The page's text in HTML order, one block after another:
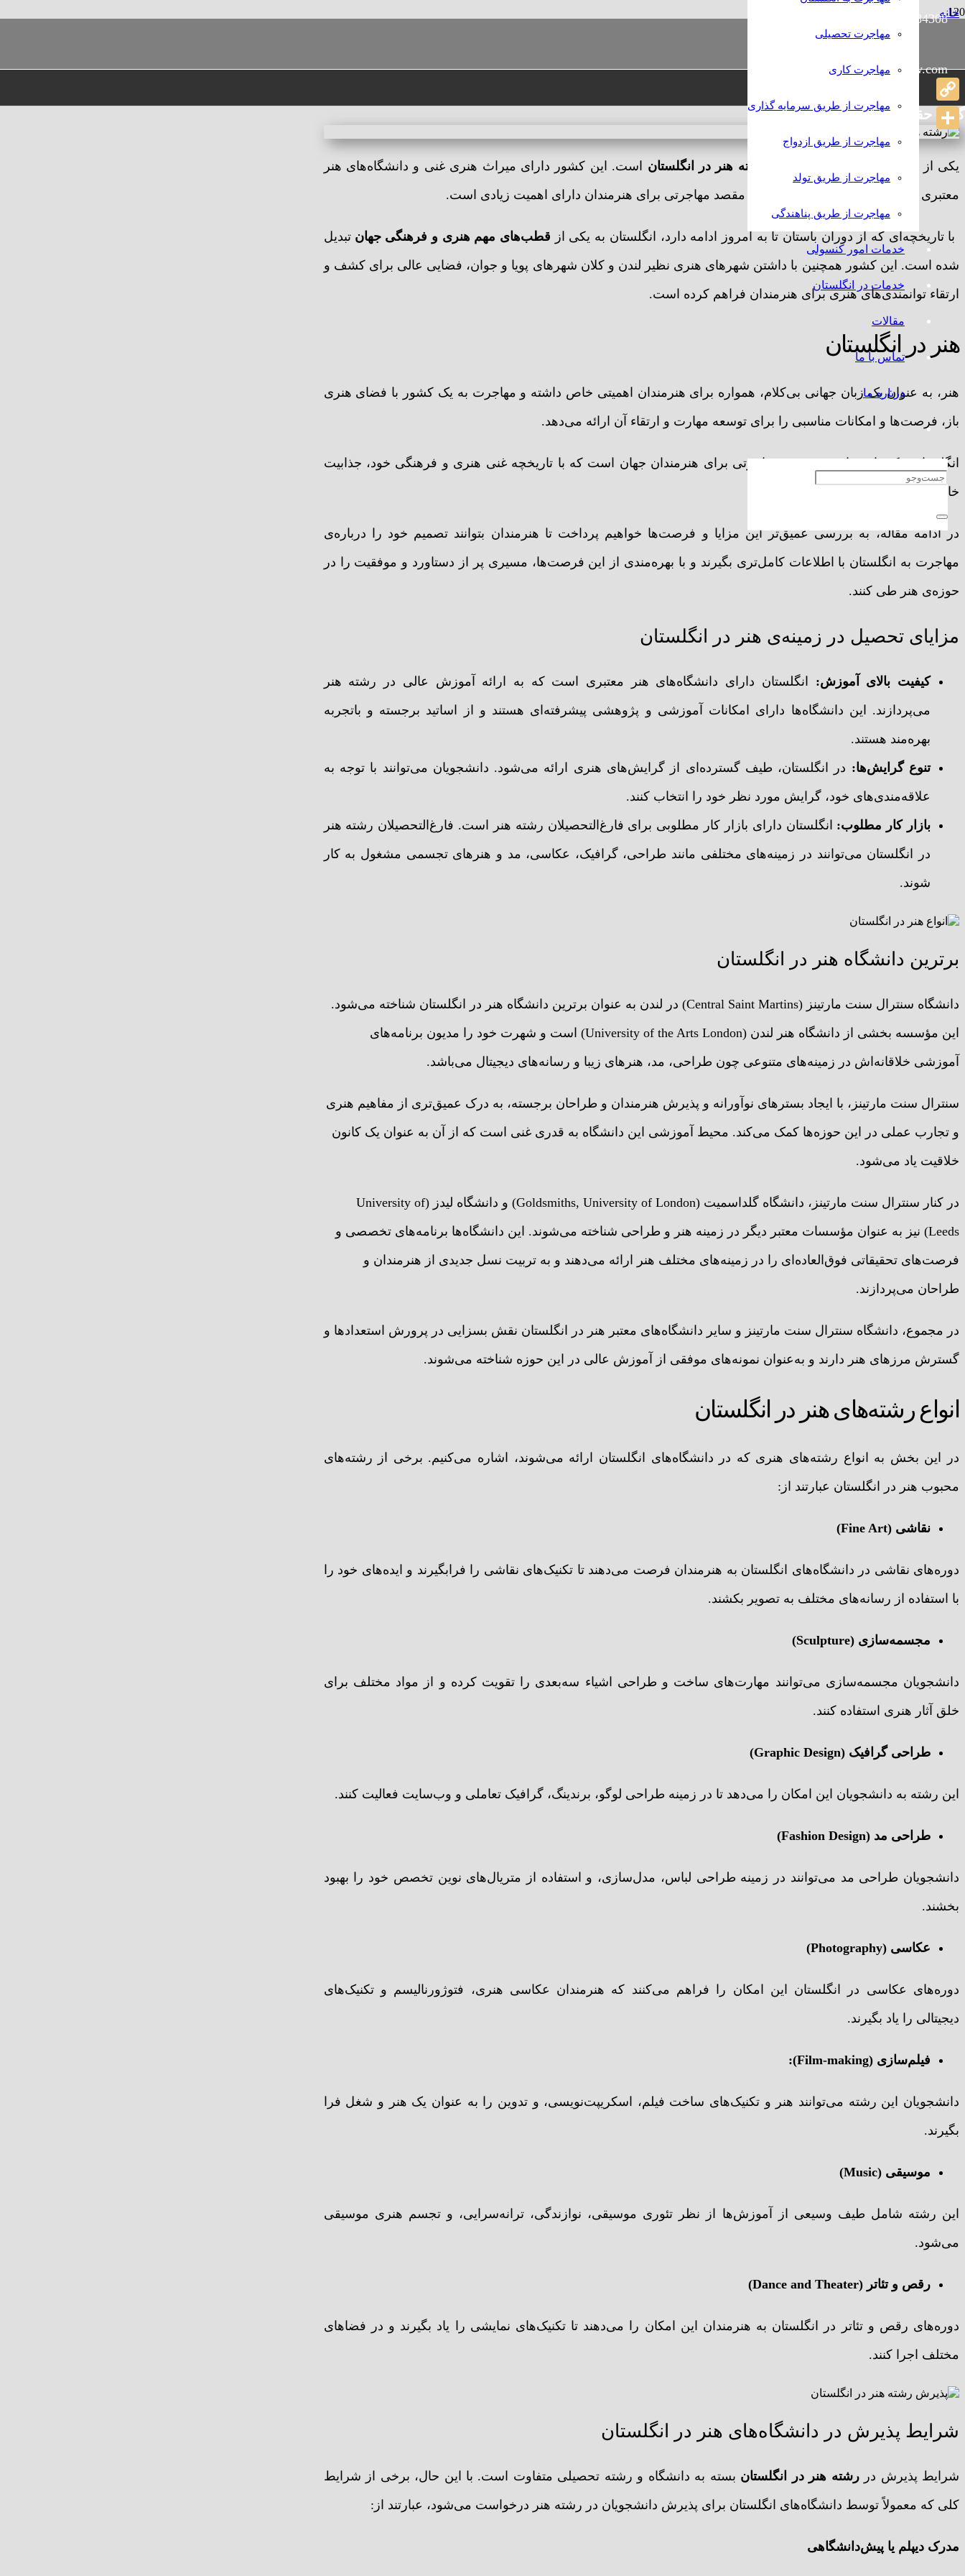
989386384308+
info@rameshlaw.com
مهاجرت تحصیلی
مهاجرت کاری
مهاجرت از طریق سرمایه گذاری
مهاجرت از طریق ازدواج
مهاجرت از طریق تولد
مهاجرت از طریق پناهندگی
خدمات امور کنسولی
خدمات در انگلستان
مقالات
تماس با ما
درباره ما
گروه حقوقی و مهاجرتی رامش
خانه
مهاجرتی
تحصیل رشته هنر در انگلستان
تحصیل رشته هنر در انگلستان
یکی از مقاصد محبوب برای تحصیل رشته هنر در انگلستان است. این کشور دارای میراث هنری غنی و دانشگاه‌های هنر
معتبری است. انتخاب انگلستان به عنوان مقصد مهاجرتی برای هنرمندان دارای اهمیت زیادی است.
با تاریخچه‌ای که از دوران باستان تا به امروز ادامه دارد، انگلستان به یکی از قطب‌های مهم هنری و فرهنگی جهان تبدیل
شده است. این کشور همچنین با داشتن شهرهای هنری نظیر لندن و کلان شهر‌های پویا و جوان، فضایی عالی برای کشف و
ارتقاء توانمندی‌های هنری برای هنرمندان فراهم کرده است.
هنر در انگلستان
هنر، به عنوان یک زبان جهانی بی‌کلام، همواره برای هنرمندان اهمیتی خاص داشته و مهاجرت به یک کشور با فضای هنری
باز، فرصت‌ها و امکانات مناسبی را برای توسعه مهارت و ارتقاء آن ارائه می‌دهد.
انگلستان، یکی از مقاصد برجسته مهاجرتی برای هنرمندان جهان است که با تاریخچه غنی هنری و فرهنگی خود، جذابیت
خاصی دارد.
در ادامه مقاله، به بررسی عمیق‌تر این مزایا و فرصت‌ها خواهیم پرداخت تا هنرمندان بتوانند تصمیم خود را درباره‌ی
مهاجرت به انگلستان با اطلاعات کامل‌تری بگیرند و با بهره‌مندی از این فرصت‌ها، مسیری پر از دستاورد و موفقیت را در
حوزه‌ی هنر طی کنند.
مزایای تحصیل در زمینه‌ی هنر در انگلستان
کیفیت بالای آموزش: انگلستان دارای دانشگاه‌های هنر معتبری است که به ارائه آموزش عالی در رشته هنر
می‌پردازند. این دانشگاه‌ها دارای امکانات آموزشی و پژوهشی پیشرفته‌ای هستند و از اساتید برجسته و باتجربه
بهره‌مند هستند.
تنوع گرایش‌ها: در انگلستان، طیف گسترده‌ای از گرایش‌های هنری ارائه می‌شود. دانشجویان می‌توانند با توجه به
علاقه‌مندی‌های خود، گرایش مورد نظر خود را انتخاب کنند.
بازار کار مطلوب: انگلستان دارای بازار کار مطلوبی برای فارغ‌التحصیلان رشته هنر است. فارغ‌التحصیلان رشته هنر
در انگلستان می‌توانند در زمینه‌های مختلفی مانند طراحی، گرافیک، عکاسی، مد و هنرهای تجسمی مشغول به کار
شوند.
برترین دانشگاه هنر در انگلستان
دانشگاه سنترال سنت مارتینز (Central Saint Martins) در لندن به عنوان برترین دانشگاه هنر در انگلستان شناخته می‌شود.
این مؤسسه بخشی از دانشگاه هنر لندن (University of the Arts London) است و شهرت خود را مدیون برنامه‌های
آموزشی خلاقانه‌اش در زمینه‌های متنوعی چون طراحی، مد، هنرهای زیبا و رسانه‌های دیجیتال می‌باشد.
سنترال سنت مارتینز، با ایجاد بسترهای نوآورانه و پذیرش هنرمندان و طراحان برجسته، به درک عمیق‌تری از مفاهیم هنری
و تجارب عملی در این حوزه‌ها کمک می‌کند. محیط آموزشی این دانشگاه به قدری غنی است که از آن به عنوان یک کانون
خلاقیت یاد می‌شود.
در کنار سنترال سنت مارتینز، دانشگاه گلداسمیت (Goldsmiths, University of London) و دانشگاه لیدز (University of
Leeds) نیز به عنوان مؤسسات معتبر دیگر در زمینه هنر و طراحی شناخته می‌شوند. این دانشگاه‌ها برنامه‌های تخصصی و
فرصت‌های تحقیقاتی فوق‌العاده‌ای را در زمینه‌های مختلف هنر ارائه می‌دهند و به تربیت نسل جدیدی از هنرمندان و
طراحان می‌پردازند.
در مجموع، دانشگاه سنترال سنت مارتینز و سایر دانشگاه‌های معتبر هنر در انگلستان نقش بسزایی در پرورش استعدادها و
گسترش مرزهای هنر دارند و به‌عنوان نمونه‌های موفقی از آموزش عالی در این حوزه شناخته می‌شوند.
انواع رشته‌های هنر در انگلستان
در این بخش به انواع رشته‌های هنری که در دانشگاه‌های انگلستان ارائه می‌شوند، اشاره می‌کنیم. برخی از رشته‌های
محبوب هنر در انگلستان عبارتند از:
نقاشی (Fine Art)
دوره‌های نقاشی در دانشگاه‌های انگلستان به هنرمندان فرصت می‌دهند تا تکنیک‌های نقاشی را فرابگیرند و ایده‌های خود را
با استفاده از رسانه‌های مختلف به تصویر بکشند.
مجسمه‌سازی (Sculpture)
دانشجویان مجسمه‌سازی می‌توانند مهارت‌های ساخت و طراحی اشیاء سه‌بعدی را تقویت کرده و از مواد مختلف برای
خلق آثار هنری استفاده کنند.
طراحی گرافیک (Graphic Design)
این رشته به دانشجویان این امکان را می‌دهد تا در زمینه طراحی لوگو، برندینگ، گرافیک تعاملی و وب‌سایت فعالیت کنند.
طراحی مد (Fashion Design)
دانشجویان طراحی مد می‌توانند در زمینه طراحی لباس، مدل‌سازی، و استفاده از متریال‌های نوین تخصص خود را بهبود
بخشند.
عکاسی (Photography)
دوره‌های عکاسی در انگلستان این امکان را فراهم می‌کنند که هنرمندان عکاسی هنری، فتوژورنالیسم و تکنیک‌های
دیجیتالی را یاد بگیرند.
فیلم‌سازی (Film-making):
دانشجویان این رشته می‌توانند هنر و تکنیک‌های ساخت فیلم، اسکریپت‌نویسی، و تدوین را به عنوان یک هنر و شغل فرا
بگیرند.
موسیقی (Music)
این رشته شامل طیف وسیعی از آموزش‌ها از نظر تئوری موسیقی، نوازندگی، ترانه‌سرایی، و تجسم هنری موسیقی
می‌شود.
رقص و تئاتر (Dance and Theater)
دوره‌های رقص و تئاتر در انگلستان به هنرمندان این امکان را می‌دهند تا تکنیک‌های نمایشی را یاد بگیرند و در فضاهای
مختلف اجرا کنند.
شرایط پذیرش در دانشگاه‌های هنر در انگلستان
شرایط پذیرش دررشته هنر در انگلستان بسته به دانشگاه و رشته تحصیلی متفاوت است. با این حال، برخی از شرایط
کلی که معمولاً توسط دانشگاه‌های انگلستان برای پذیرش دانشجویان در رشته هنر درخواست می‌شود، عبارتند از:
مدرک دیپلم یا پیش‌دانشگاهی
Copy
Link
Share